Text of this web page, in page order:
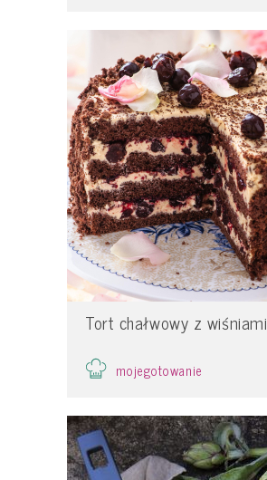
Tort chałwowy z wiśniami
mojegotowanie